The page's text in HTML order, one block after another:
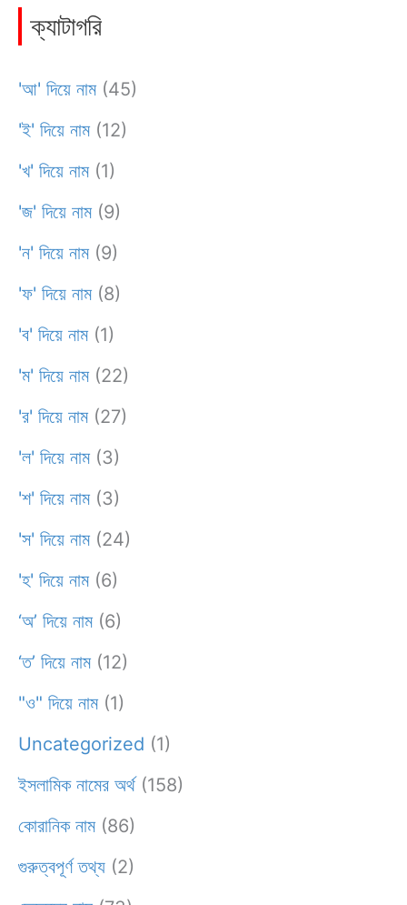
ক্যাটাগরি
'আ' দিয়ে নাম(45)
'ই' দিয়ে নাম(12)
'খ' দিয়ে নাম(1)
'জ' দিয়ে নাম(9)
'ন' দিয়ে নাম(9)
'ফ' দিয়ে নাম(8)
'ব' দিয়ে নাম(1)
'ম' দিয়ে নাম(22)
'র' দিয়ে নাম(27)
'ল' দিয়ে নাম(3)
'শ' দিয়ে নাম(3)
'স' দিয়ে নাম(24)
'হ' দিয়ে নাম(6)
‘অ’ দিয়ে নাম(6)
‘ত’ দিয়ে নাম(12)
"ও" দিয়ে নাম(1)
Uncategorized (1)
ইসলামিক নামের অর্থ(158)
কোরানিক নাম(86)
গুরুত্বপূর্ণ তথ্য (2)